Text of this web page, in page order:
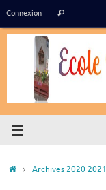
contenu
Connexion
:
Rechercher
Accueil
Archives 2020 2021